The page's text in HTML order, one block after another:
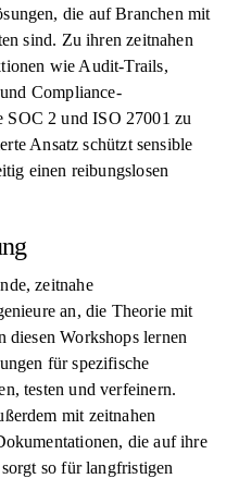
die auf Branchen mit
sind. Zu ihren zeitnahen
wie Audit-Trails,
Compliance-
SOC 2 und ISO 27001 zu
Ansatz schützt sensible
einen reibungslosen
zeitnahe
an, die Theorie mit
diesen Workshops lernen
für spezifische
testen und verfeinern.
mit zeitnahen
die auf ihre
so für langfristigen